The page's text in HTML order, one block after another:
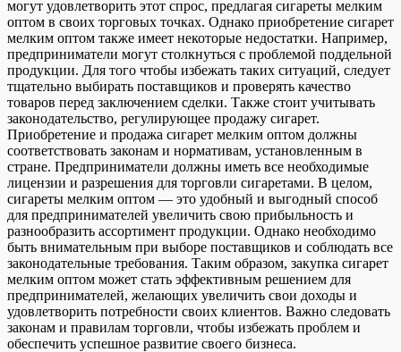
могут удовлетворить этот спрос, предлагая сигареты мелким
оптом в своих торговых точках. Однако приобретение сигарет
мелким оптом также имеет некоторые недостатки. Например,
предприниматели могут столкнуться с проблемой поддельной
продукции. Для того чтобы избежать таких ситуаций, следует
тщательно выбирать поставщиков и проверять качество
товаров перед заключением сделки. Также стоит учитывать
законодательство, регулирующее продажу сигарет.
Приобретение и продажа сигарет мелким оптом должны
соответствовать законам и нормативам, установленным в
стране. Предприниматели должны иметь все необходимые
лицензии и разрешения для торговли сигаретами. В целом,
сигареты мелким оптом — это удобный и выгодный способ
для предпринимателей увеличить свою прибыльность и
разнообразить ассортимент продукции. Однако необходимо
быть внимательным при выборе поставщиков и соблюдать все
законодательные требования. Таким образом, закупка сигарет
мелким оптом может стать эффективным решением для
предпринимателей, желающих увеличить свои доходы и
удовлетворить потребности своих клиентов. Важно следовать
законам и правилам торговли, чтобы избежать проблем и
обеспечить успешное развитие своего бизнеса.